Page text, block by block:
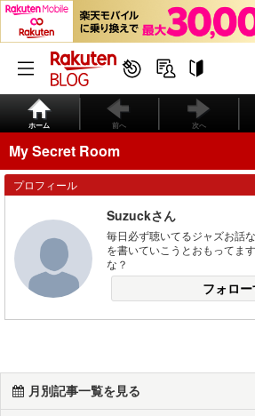
ホーム 前へ 次へ
My Secret Room
プロフィール
Suzuckさん
毎日必ず聴いてるジャズお話
を書いていこうとおもってま
な？
フォロ
月別記事一覧を見る